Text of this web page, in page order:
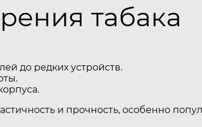
табака
до редких устройств.
и прочность, особенно